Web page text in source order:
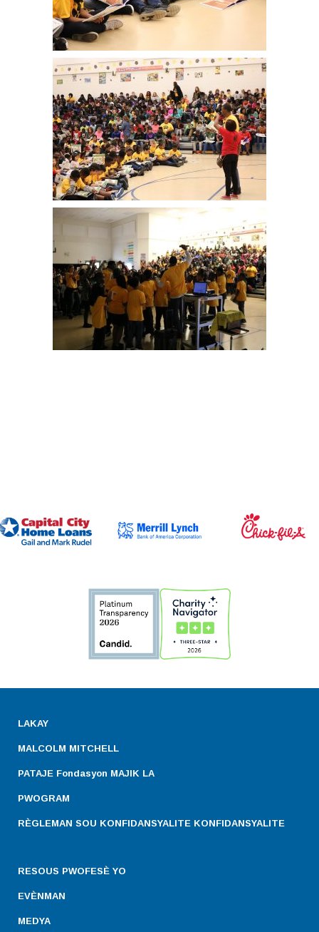
LAKAY
MALCOLM MITCHELL
PATAJE Fondasyon MAJIK LA
PWOGRAM
RÈGLEMAN SOU KONFIDANSYALITE KONFIDANSYALITE
RESOUS PWOFESÈ YO
EVÈNMAN
MEDYA